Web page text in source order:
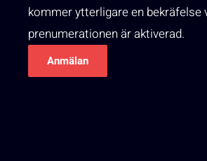
kommer ytterligare en bekräfelse
prenumerationen är aktiverad.